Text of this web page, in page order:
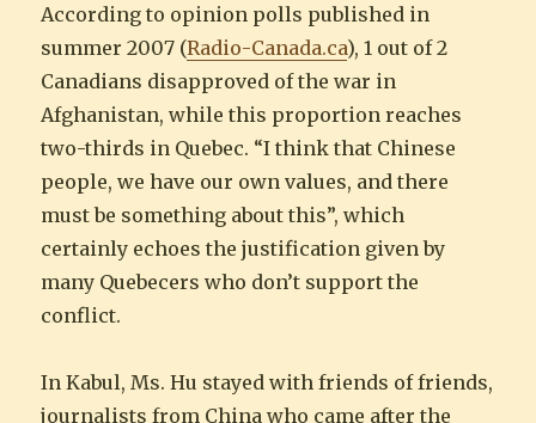
According to opinion polls published in
summer 2007 (Radio-Canada.ca), 1 out of 2
Canadians disapproved of the war in
Afghanistan, while this proportion reaches
two-thirds in Quebec. “I think that Chinese
people, we have our own values, and there
must be something about this”, which
certainly echoes the justification given by
many Quebecers who don’t support the
conflict.
In Kabul, Ms. Hu stayed with friends of friends,
journalists from China who came after the